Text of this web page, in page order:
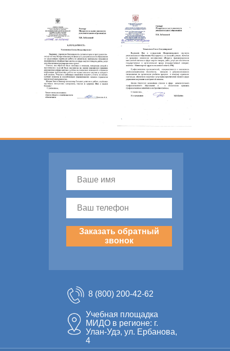
8 (800) 200-42-62
Учебная площадка
МИДО в регионе: г.
Улан-Удэ, ул. Ербанова,
4
Заказать обратный
звонок